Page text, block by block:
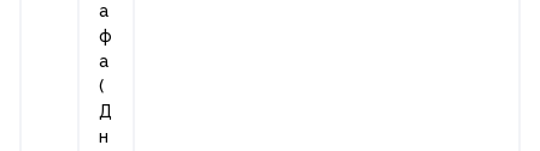
а
ф
а
(
Д
н